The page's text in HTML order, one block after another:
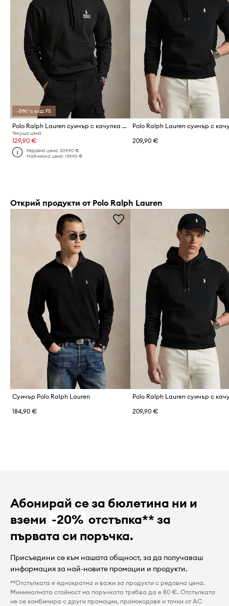
-5%* с код: FS
Polo Ralph Lauren суичър с качулка мъжки с памук
Текуща цена:
129,90 €
Редовна цена:209,90 €
Най-ниска цена:139,90 €
209,90 €
Открий продукти от Polo Ralph Lauren
Суичър Polo Ralph Lauren
184,90 €
209,90 €
Абонирай се за бюлетина ни и
вземи -20% отстъпка** за
първата си поръчка.
Присъедини се към нашата общност, за да получаваш
информация за най-новите промоции и продукти.
**Отстъпката е еднократна и важи за продукти с редовна цена.
Минималната стойност на поръчката трябва да е 80 €. Отстъпката
не се комбинира с други промоции, промокодове и точки от AC